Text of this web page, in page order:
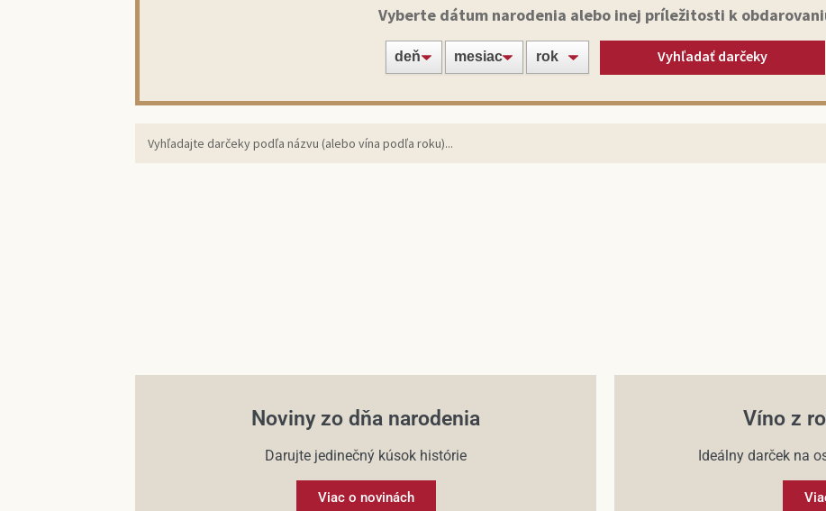
Historické noviny
Prekvapte svojich blízkych alebo známych jedinečným darčekom:
Vyberte dátum narodenia alebo inej príležitosti k
Vyhľadať darčeky
Noviny zo dňa narodenia
Darujte jedinečný kúsok histórie
Viac o novinách
Víno z
Ideálny darček na